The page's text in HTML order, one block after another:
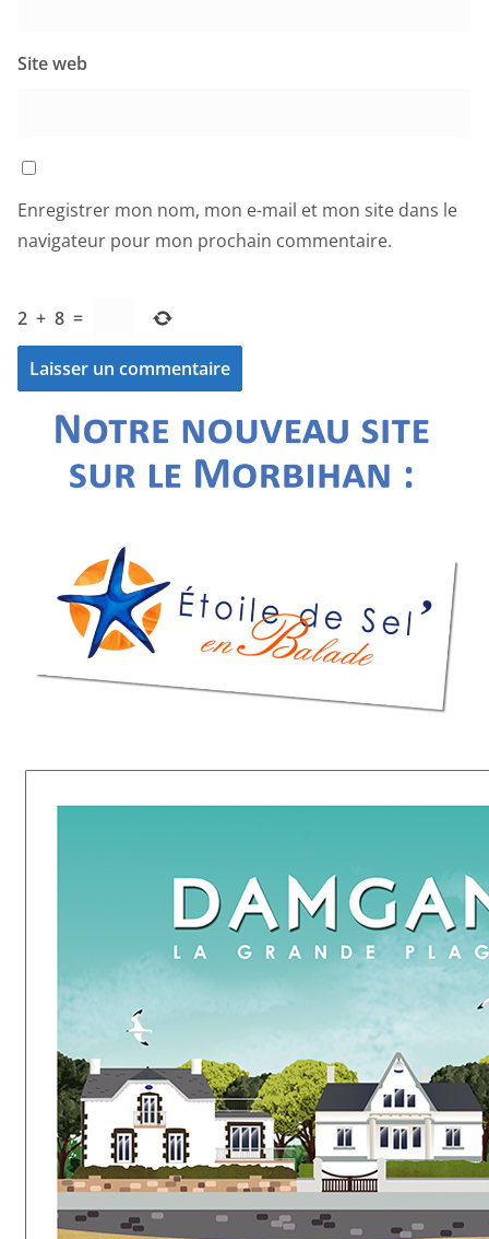
Site web
Enregistrer mon nom, mon e-mail et mon site dans le
navigateur pour mon prochain commentaire.
2 + 8 =